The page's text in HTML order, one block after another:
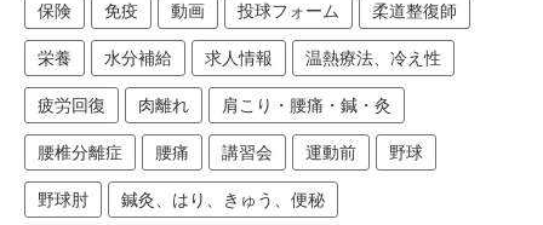
保険 免疫 動画 投球フォーム 柔道整復師
栄養 水分補給 求人情報 温熱療法、冷え性
疲労回復 肉離れ 肩こり・腰痛・鍼・灸
腰椎分離症 腰痛 講習会 運動前 野球
野球肘 鍼灸、はり、きゅう、便秘